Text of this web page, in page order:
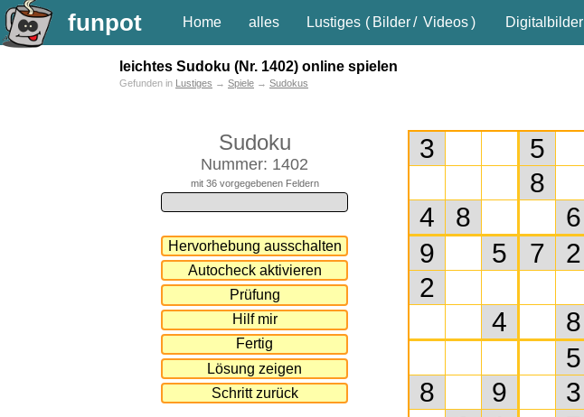
funpot Home alles Lustiges ( Bilder/ Videos) Digitalbilder
leichtes Sudoku (Nr. 1402) online spielen
Gefunden in Lustiges → Spiele → Sudokus
Sudoku
Nummer: 1402
mit 36 vorgegebenen Feldern